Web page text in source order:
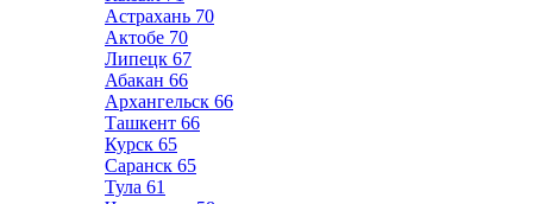
Астрахань 70
Актобе 70
Липецк 67
Абакан 66
Архангельск 66
Ташкент 66
Курск 65
Саранск 65
Тула 61